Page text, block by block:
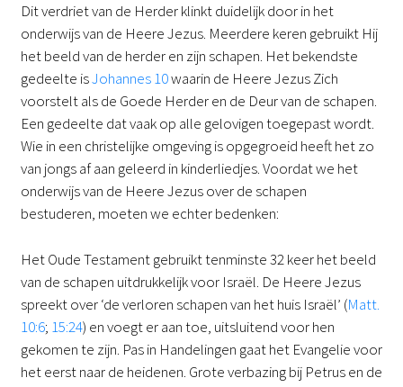
Dit verdriet van de Herder klinkt duidelijk door in het
onderwijs van de Heere Jezus. Meerdere keren gebruikt Hij
het beeld van de herder en zijn schapen. Het bekendste
gedeelte isJohannes 10waarin de Heere Jezus Zich
voorstelt als de Goede Herder en de Deur van de schapen.
Een gedeelte dat vaak op alle gelovigen toegepast wordt.
Wie in een christelijke omgeving is opgegroeid heeft het zo
van jongs af aan geleerd in kinderliedjes. Voordat we het
onderwijs van de Heere Jezus over de schapen
bestuderen, moeten we echter bedenken:
Het Oude Testament gebruikt tenminste 32 keer het beeld
van de schapen uitdrukkelijk voor Israël. De Heere Jezus
spreekt over ‘de verloren schapen van het huis Israël’ (Matt.
10:6; 15:24) en voegt er aan toe, uitsluitend voor hen
gekomen te zijn. Pas in Handelingen gaat het Evangelie voor
het eerst naar de heidenen. Grote verbazing bij Petrus en de